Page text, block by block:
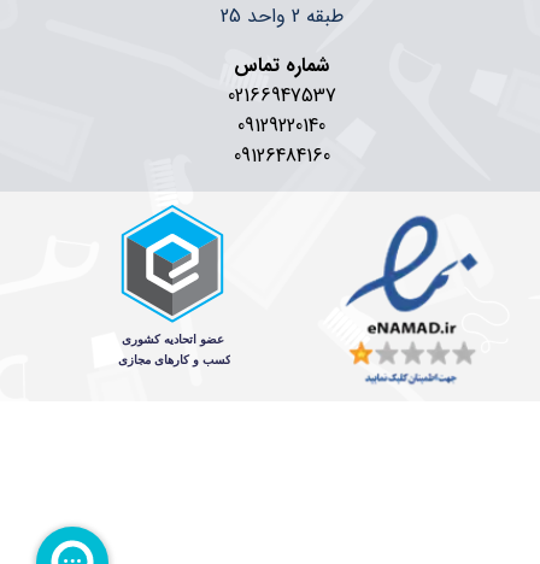
طبقه 2 واحد 25
شماره تماس
02166947537
09129220140
09126484160